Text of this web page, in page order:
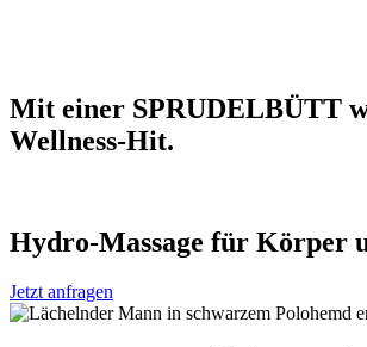
Mit einer SPRUDELBÜTT
Wellness-Hit.
Hydro-Massage für Körper
Jetzt anfragen